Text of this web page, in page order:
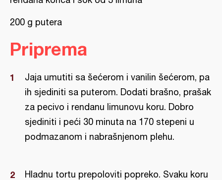
200 g putera
Priprema
Jaja umutiti sa šećerom i vanilin šećerom, pa
ih sjediniti sa puterom. Dodati brašno, prašak
za pecivo i rendanu limunovu koru. Dobro
sjediniti i peći 30 minuta na 170 stepeni u
podmazanom i nabrašnjenom plehu.
Hladnu tortu prepoloviti popreko. Svaku koru